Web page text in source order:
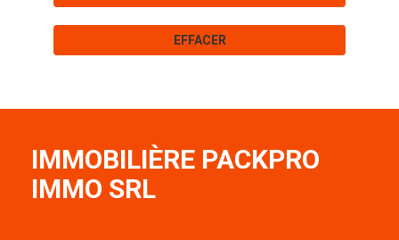
EFFACER
IMMOBILIÈRE PACKPRO
IMMO SRL